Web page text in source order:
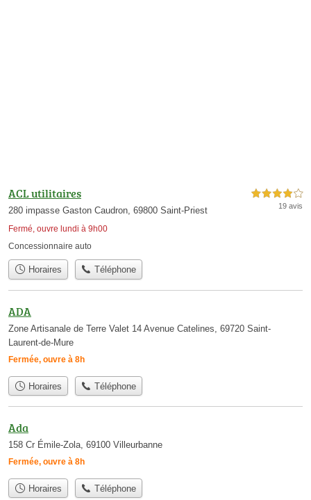
ACL utilitaires
280 impasse Gaston Caudron, 69800 Saint-Priest
Fermé, ouvre lundi à 9h00
4,0 étoiles sur 5
19 avis
Concessionnaire auto
Horaires Téléphone
ADA
Zone Artisanale de Terre Valet 14 Avenue Catelines, 69720 Saint-
Laurent-de-Mure
Fermée, ouvre à 8h
Horaires Téléphone
Ada
158 Cr Émile-Zola, 69100 Villeurbanne
Fermée, ouvre à 8h
Horaires Téléphone